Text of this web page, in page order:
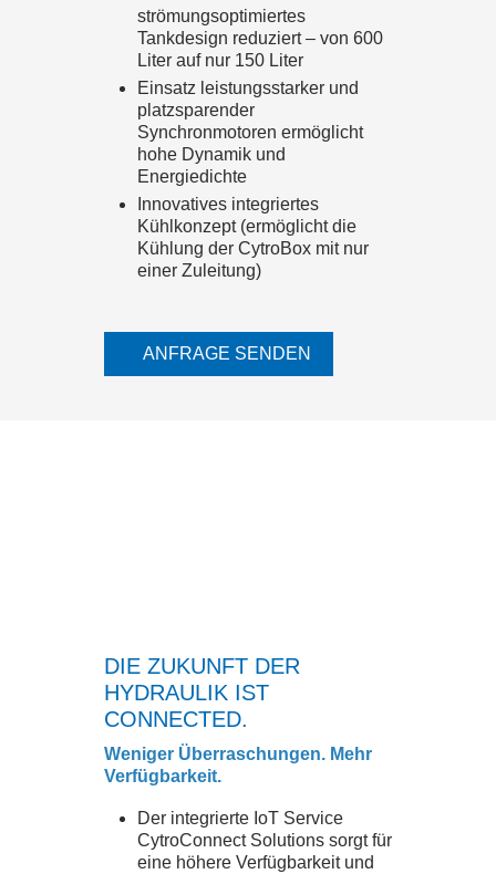
strömungsoptimiertes
Tankdesign reduziert – von 600
Liter auf nur 150 Liter
Einsatz leistungsstarker und
platzsparender
Synchronmotoren ermöglicht
hohe Dynamik und
Energiedichte
Innovatives integriertes
Kühlkonzept (ermöglicht die
Kühlung der CytroBox mit nur
einer Zuleitung)
ANFRAGE SENDEN
DIE ZUKUNFT DER
HYDRAULIK IST
CONNECTED.
Weniger Überraschungen. Mehr
Verfügbarkeit.
Der integrierte IoT Service
CytroConnect Solutions sorgt für
eine höhere Verfügbarkeit und